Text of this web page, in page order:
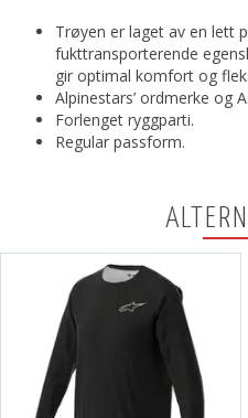
Trøyen er laget av en lett
fukttransporterende
gir optimal komfort og
Alpinestars’ ordmerke og
Forlenget ryggparti.
Regular passform.